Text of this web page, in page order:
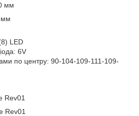
мм
мм
LED
6V
по центру: 90-104-109-111-109-
Rev01
Rev01